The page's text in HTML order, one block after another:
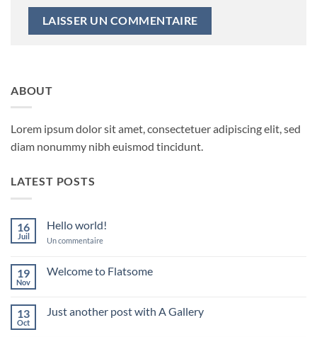
ABOUT
Lorem ipsum dolor sit amet, consectetuer adipiscing elit, sed
diam nonummy nibh euismod tincidunt.
LATEST POSTS
16
Juil
Hello world!
Un commentairesur
19
Nov
Welcome to Flatsome
Welcome
13
Oct
Just another post with A Gallery